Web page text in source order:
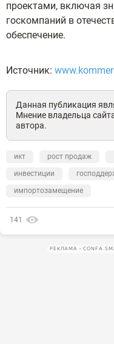
проектами, включая
госкомпаний в
обеспечение.
Источник:
Данная публикация
Мнение владельца
автора.
икт рост продаж
инвестиции
импортозамещение
141
РЕКЛАМА •